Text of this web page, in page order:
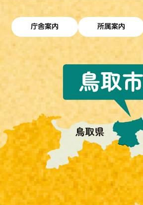
庁舎案内 所属案内